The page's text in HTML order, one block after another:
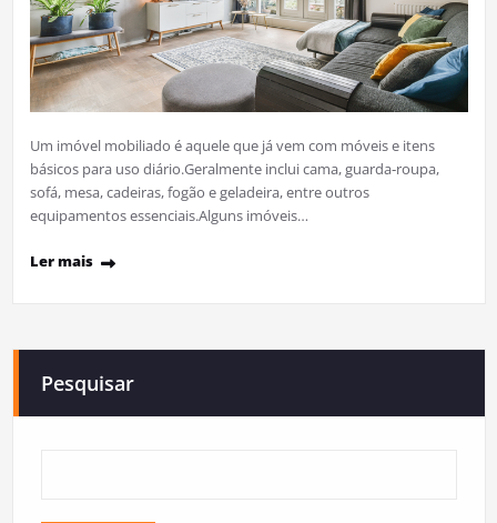
Um imóvel mobiliado é aquele que já vem com móveis e itens
básicos para uso diário.​Geralmente inclui cama, guarda‑roupa,
sofá, mesa, cadeiras, fogão e geladeira, entre outros
equipamentos essenciais.​Alguns imóveis…
Ler mais
Pesquisar